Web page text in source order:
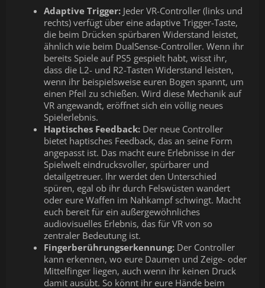
Adaptive Trigger: Jeder VR-Controller (links und
rechts) verfügt über eine adaptive Trigger-Taste,
die beim Drücken spürbaren Widerstand leistet,
ähnlich wie beim DualSense-Controller. Wenn ihr
bereits Spiele auf PS5 gespielt habt, wisst ihr,
dass die L2- und R2-Tasten Widerstand leisten,
wenn ihr beispielsweise euren Bogen spannt, um
einen Pfeil zu schießen. Wird diese Mechanik auf
VR angewandt, eröffnet sich ein völlig neues
Spielerlebnis.
Haptisches Feedback: Der neue Controller
bietet haptisches Feedback, das an seine Form
angepasst ist. Das macht eure Erlebnisse in der
Spielwelt eindrucksvoller, spürbarer und
detailgetreuer. Ihr werdet den Unterschied
spüren, egal ob ihr durch Felswüsten wandert
oder eure Waffen im Nahkampf schwingt. Macht
euch bereit für ein außergewöhnliches
audiovisuelles Erlebnis, das für VR von so
zentraler Bedeutung ist.
Fingerberührungserkennung: Der Controller
kann erkennen, wo eure Daumen und Zeige- oder
Mittelfinger liegen, auch wenn ihr keinen Druck
damit ausübt. So könnt ihr eure Hände beim